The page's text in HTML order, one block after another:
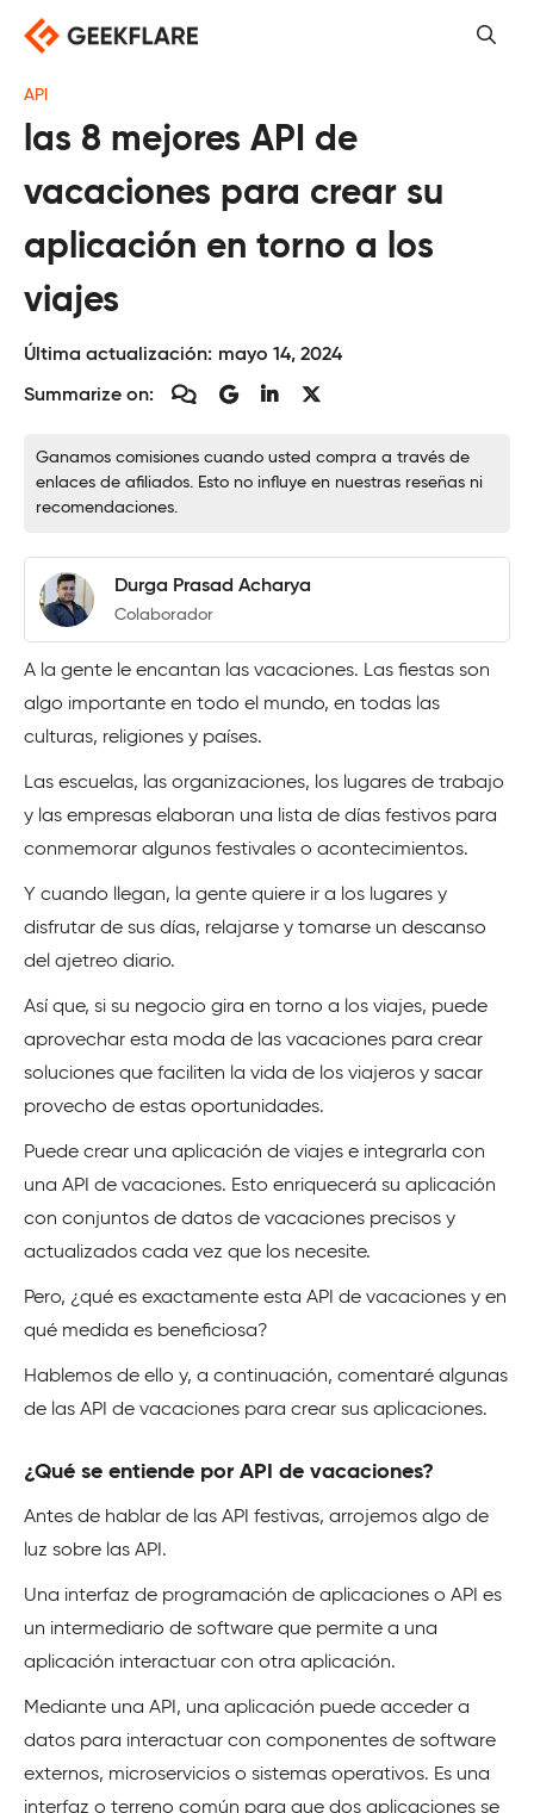
Saltar
contenido
API
las 8 mejores API de
vacaciones para crear su
aplicación en torno a los
viajes
Última actualización: mayo 14, 2024
Summarize on:
Ganamos comisiones cuando usted compra a través de
enlaces de afiliados. Esto no influye en nuestras reseñas ni
recomendaciones.
Durga Prasad Acharya
Colaborador
A la gente le encantan las vacaciones. Las fiestas son
algo importante en todo el mundo, en todas las
culturas, religiones y países.
Las escuelas, las organizaciones, los lugares de trabajo
y las empresas elaboran una lista de días festivos para
conmemorar algunos festivales o acontecimientos.
Y cuando llegan, la gente quiere ir a los lugares y
disfrutar de sus días, relajarse y tomarse un descanso
del ajetreo diario.
Así que, si su negocio gira en torno a los viajes, puede
aprovechar esta moda de las vacaciones para crear
soluciones que faciliten la vida de los viajeros y sacar
provecho de estas oportunidades.
Puede crear una aplicación de viajes e integrarla con
una API de vacaciones. Esto enriquecerá su aplicación
con conjuntos de datos de vacaciones precisos y
actualizados cada vez que los necesite.
Pero, ¿qué es exactamente esta API de vacaciones y en
qué medida es beneficiosa?
Hablemos de ello y, a continuación, comentaré algunas
de las API de vacaciones para crear sus aplicaciones.
¿Qué se entiende por API de vacaciones?
Antes de hablar de las API festivas, arrojemos algo de
luz sobre las API.
Una interfaz de programación de aplicaciones o API es
un intermediario de software que permite a una
aplicación interactuar con otra aplicación.
Mediante una API, una aplicación puede acceder a
datos para interactuar con componentes de software
externos, microservicios o sistemas operativos. Es una
interfaz o terreno común para que dos aplicaciones se